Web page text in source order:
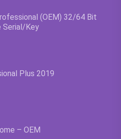
(OEM) 32/64 Bit
Serial/Key
Plus 2019
– OEM